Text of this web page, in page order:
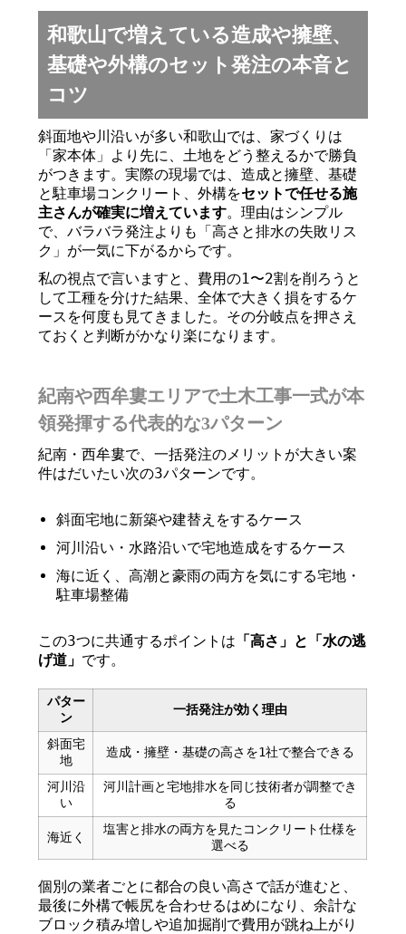
和歌山で増えている造成や擁壁、
基礎や外構のセット発注の本音と
コツ
斜面地や川沿いが多い和歌山では、家づくりは
「家本体」より先に、土地をどう整えるかで勝負
がつきます。実際の現場では、造成と擁壁、基礎
と駐車場コンクリート、外構をセットで任せる施
主さんが確実に増えています。理由はシンプル
で、バラバラ発注よりも「高さと排水の失敗リス
ク」が一気に下がるからです。
私の視点で言いますと、費用の1〜2割を削ろうと
して工種を分けた結果、全体で大きく損をするケ
ースを何度も見てきました。その分岐点を押さえ
ておくと判断がかなり楽になります。
紀南や西牟婁エリアで土木工事一式が本
領発揮する代表的な3パターン
紀南・西牟婁で、一括発注のメリットが大きい案
件はだいたい次の3パターンです。
斜面宅地に新築や建替えをするケース
河川沿い・水路沿いで宅地造成をするケース
海に近く、高潮と豪雨の両方を気にする宅地・
駐車場整備
この3つに共通するポイントは 「高さ」と「水の逃
げ道」 です。
パター
ン
一括発注が効く理由
斜面宅
地
造成・擁壁・基礎の高さを1社で整合できる
河川沿
い
河川計画と宅地排水を同じ技術者が調整でき
る
海近く
塩害と排水の両方を見たコンクリート仕様を
選べる
個別の業者ごとに都合の良い高さで話が進むと、
最後に外構で帳尻を合わせるはめになり、余計な
ブロック積み増しや追加掘削で費用が跳ね上がり